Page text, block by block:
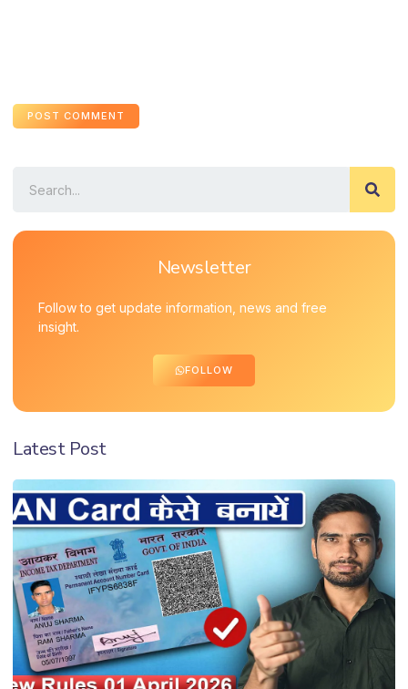
Newsletter
Follow to get update information, news and free
insight.
FOLLOW
Latest Post